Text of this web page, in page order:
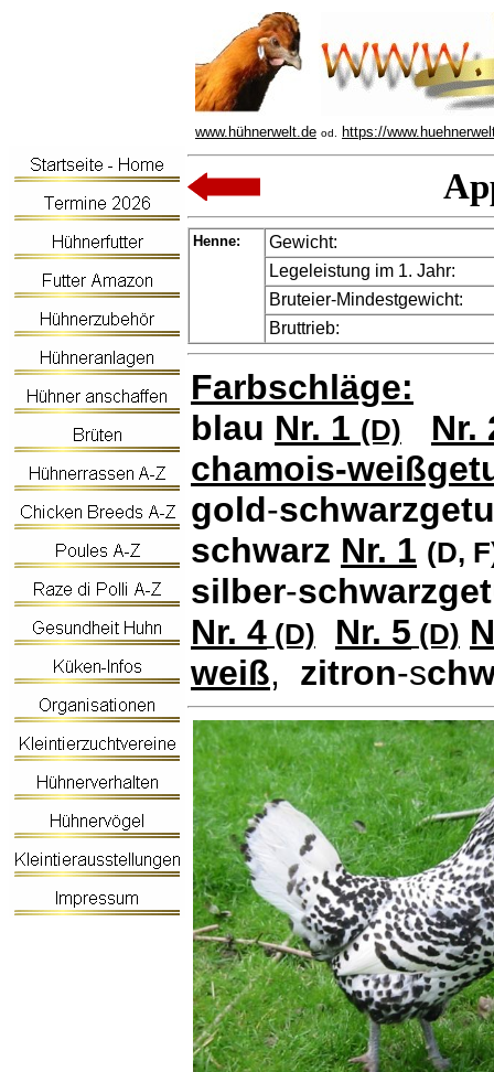
www.hühnerwelt.de od. https://
Henne:
Gewicht:
Legeleistung im 1. Jahr:
Bruteier-Mindestgewicht:
Bruttrieb:
Farbschläge:
blau Nr. 1 (D)
Nr.
chamois-
gold-
schwarz Nr. 1 (D,
silber-
Nr. 4 (D) Nr. 5 (D)
weiß, zitron-s